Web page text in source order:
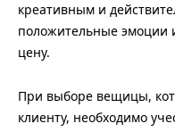
креативным и
положительные эмоции
цену.
При выборе вещицы,
клиенту, необходимо